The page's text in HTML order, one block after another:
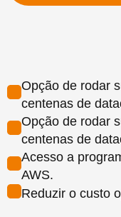
Opção de rodar
centenas de
Opção de rodar
centenas de
Acesso a
AWS.
Reduzir o custo